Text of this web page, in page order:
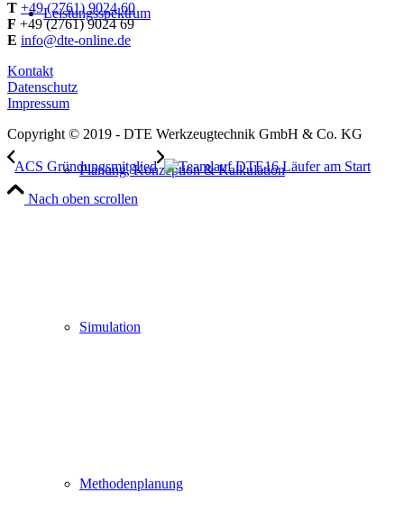
Leistungsspektrum
Planung, Konzeption & Kalkulation
Simulation
Methodenplanung
T +49 (2761) 9024 60
F +49 (2761) 9024 69
E info@dte-online.de
Kontakt
Datenschutz
Impressum
Copyright © 2019 - DTE Werkzeugtechnik GmbH & Co. KG
ACS Gründungsmitglied 16 Läufer am Start
Nach oben scrollen